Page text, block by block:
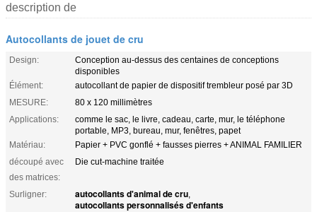
description de
Autocollants de jouet de cru
Design:
Conception au-dessus des centaines de conceptions
disponibles
Élément:
autocollant de papier de dispositif trembleur posé par 3D
MESURE:
80 x 120 millimètres
Applications:
comme le sac, le livre, cadeau, carte, mur, le téléphone
portable, MP3, bureau, mur, fenêtres, papet
Matériau:
Papier + PVC gonflé + fausses pierres + ANIMAL FAMILIER
découpé avec
des matrices:
Die cut-machine traitée
Surligner: autocollants d'animal de cru,
autocollants personnalisés d'enfants